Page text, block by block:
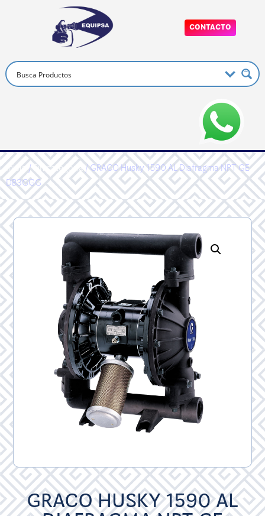
CONTACTO
Inicio/Sin categoría/ GRACO Husky 1590 AL Diafragma NPT GE
DB3GGG
GRACO HUSKY 1590 AL